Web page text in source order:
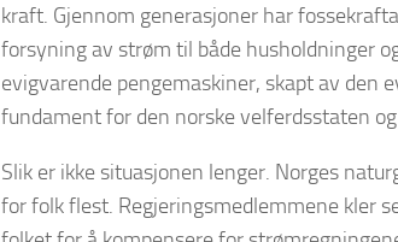
kraft. Gjennom generasjoner har
forsyning av strøm til både husholdninger
evigvarende pengemaskiner, skapt av den
fundament for den norske velferdsstaten
Slik er ikke situasjonen lenger. Norges
for folk flest. Regjeringsmedlemmene kler